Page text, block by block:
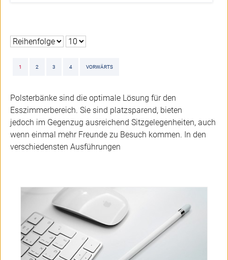
1 2 3 4 VORWÄRTS
Polsterbänke sind die optimale Lösung für den
Esszimmerbereich. Sie sind platzsparend, bieten
jedoch im Gegenzug ausreichend Sitzgelegenheiten, auch
wenn einmal mehr Freunde zu Besuch kommen. In den
verschiedensten Ausführungen